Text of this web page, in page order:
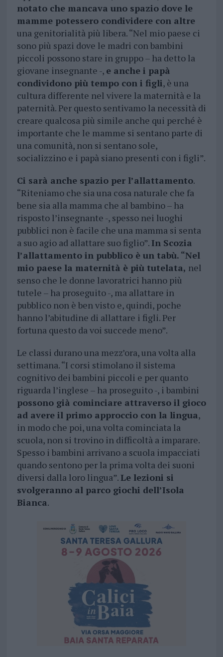
notato che mancava uno spazio dove le
mamme potessero condividere con altre
una genitorialità più libera. “Nel mio paese ci
sono più spazi dove le madri con bambini
piccoli possono stare in gruppo – ha detto la
giovane insegnante -, e anche i papà
condividono più tempo con i figli, è una
cultura differente nel vivere la maternità e la
paternità. Per questo sentivamo la necessità di
creare qualcosa più simile anche qui perché è
importante che le mamme si sentano parte di
una comunità, non si sentano sole,
socializzino e i papà siano presenti con i figli”.
Ci sarà anche spazio per l’allattamento.
“Riteniamo che sia una cosa naturale che fa
bene sia alla mamma che al bambino – ha
risposto l’insegnante -, spesso nei luoghi
pubblici non è facile che una mamma si senta
a suo agio ad allattare suo figlio”. In Scozia
l’allattamento in pubblico è un tabù. “Nel
mio paese la maternità è più tutelata, nel
senso che le donne lavoratrici hanno più
tutele – ha proseguito -, ma allattare in
pubblico non è ben visto e, quindi, poche
hanno l’abitudine di allattare i figli. Per
fortuna questo da voi succede meno”.
Le classi durano una mezz’ora, una volta alla
settimana. “I corsi stimolano il sistema
cognitivo dei bambini piccoli e per quanto
riguarda l’inglese – ha proseguito -, i bambini
possono già cominciare attraverso il gioco
ad avere il primo approccio con la lingua,
in modo che poi, una volta cominciata la
scuola, non si trovino in difficoltà a imparare.
Spesso i bambini arrivano a scuola impacciati
quando sentono per la prima volta dei suoni
diversi dalla loro lingua”.Le lezioni si
svolgeranno al parco giochi dell’Isola
Bianca.